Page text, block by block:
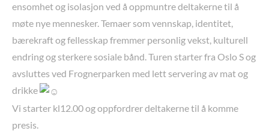
ensomhet og isolasjon ved å oppmuntre deltakerne til å
møte nye mennesker. Temaer som vennskap, identitet,
bærekraft og fellesskap fremmer personlig vekst, kulturell
endring og sterkere sosiale bånd. Turen starter fra Oslo S og
avsluttes ved Frognerparken med lett servering av mat og
drikke
Vi starter kl12.00 og oppfordrer deltakerne til å komme
presis.